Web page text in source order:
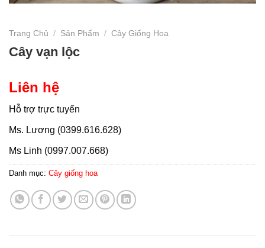
Trang Chủ / Sản Phẩm / Cây Giống Hoa
Cây vạn lộc
Liên hệ
Hỗ trợ trực tuyến
Ms. Lương (0399.616.628)
Ms Linh (0997.007.668)
Danh mục: Cây giống hoa